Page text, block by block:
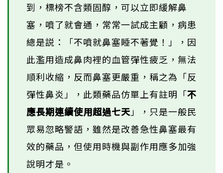
到，標榜不含類固醇，可以立即緩解鼻
塞，噴了就會通，常常一試成主顧，病患
總是説：「不噴就鼻塞睡不著覺！」，因
此濫用造成鼻肉裡的血管彈性疲乏，無法
順利收縮，反而鼻塞更嚴重，稱之為「反
彈性鼻炎」，此類藥品仿單上有註明「不
應長期連續使用超過七天」，只是一般民
眾易忽略警語，雖然是改善急性鼻塞最有
效的藥品，但使用時機與副作用應多加強
說明才是。